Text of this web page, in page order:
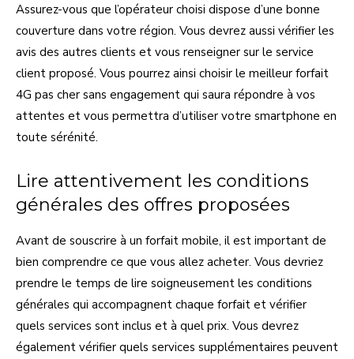
Assurez-vous que l’opérateur choisi dispose d’une bonne
couverture dans votre région. Vous devrez aussi vérifier les
avis des autres clients et vous renseigner sur le service
client proposé. Vous pourrez ainsi choisir le meilleur forfait
4G pas cher sans engagement qui saura répondre à vos
attentes et vous permettra d’utiliser votre smartphone en
toute sérénité.
Lire attentivement les conditions
générales des offres proposées
Avant de souscrire à un forfait mobile, il est important de
bien comprendre ce que vous allez acheter. Vous devriez
prendre le temps de lire soigneusement les conditions
générales qui accompagnent chaque forfait et vérifier
quels services sont inclus et à quel prix. Vous devrez
également vérifier quels services supplémentaires peuvent